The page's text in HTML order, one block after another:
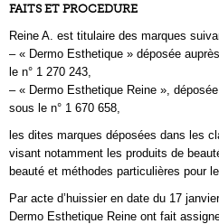
FAITS ET PROCEDURE
Reine A. est titulaire des marques
– « Dermo Esthetique » déposée
le n° 1 270 243,
– « Dermo Esthetique Reine »,
sous le n° 1 670 658,
les dites marques déposées dans les
visant notamment les produits de
beauté et méthodes particulières pour
Par acte d’huissier en date du 17
Dermo Esthetique Reine ont fait